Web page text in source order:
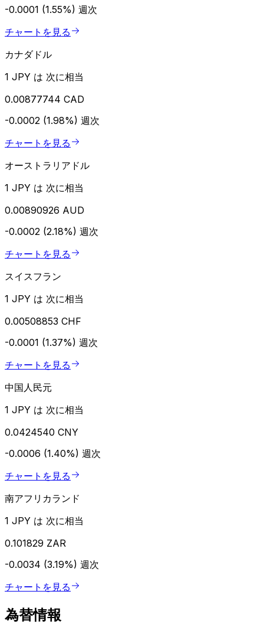
-0.0001 (1.55%) 週次
チャートを見る
カナダドル
1 JPY は 次に相当
0.00877744 CAD
-0.0002 (1.98%) 週次
チャートを見る
オーストラリアドル
1 JPY は 次に相当
0.00890926 AUD
-0.0002 (2.18%) 週次
チャートを見る
スイスフラン
1 JPY は 次に相当
0.00508853 CHF
-0.0001 (1.37%) 週次
チャートを見る
中国人民元
1 JPY は 次に相当
0.0424540 CNY
-0.0006 (1.40%) 週次
チャートを見る
南アフリカランド
1 JPY は 次に相当
0.101829 ZAR
-0.0034 (3.19%) 週次
チャートを見る
為替情報